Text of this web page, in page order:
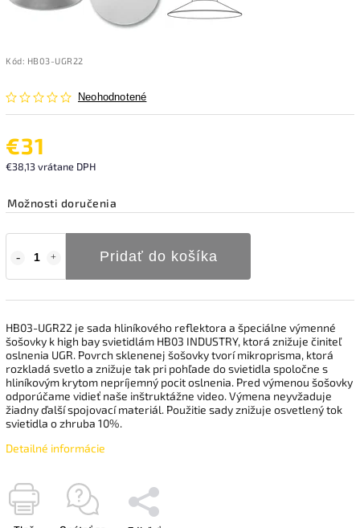
Kód: HB03-UGR22
Neohodnotené
€31
€38,13 vrátane DPH
Možnosti doručenia
Pridať do košíka
HB03-UGR22 je sada hliníkového reflektora a špeciálne výmenné
šošovky k high bay svietidlám HB03 INDUSTRY, ktorá znižuje činiteľ
oslnenia UGR. Povrch sklenenej šošovky tvorí mikroprisma, ktorá
rozkladá svetlo a znižuje tak pri pohľade do svietidla spoločne s
hliníkovým krytom nepríjemný pocit oslnenia. Pred výmenou šošovky
odporúčame vidieť naše inštruktážne video. Výmena neyvžaduje
žiadny ďalší spojovací materiál. Použitie sady znižuje osvetlený tok
svietidla o zhruba 10%.
Detailné informácie